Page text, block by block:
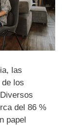
las
los
del 86 %
papel